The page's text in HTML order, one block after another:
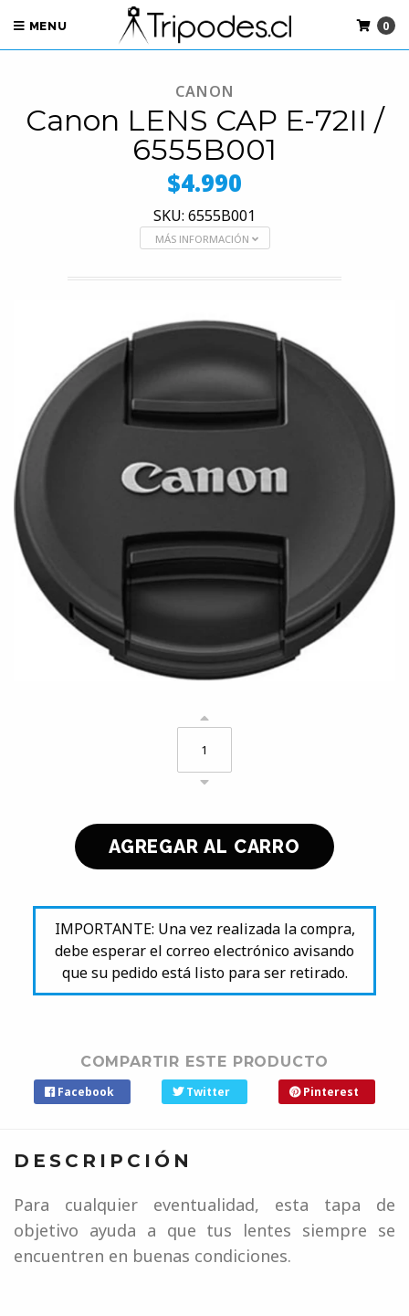
MENU 0
CANON
Canon LENS CAP E-72II /
6555B001
$4.990
SKU: 6555B001
MÁS INFORMACIÓN
IMPORTANTE: Una vez realizada la compra,
debe esperar el correo electrónico avisando
que su pedido está listo para ser retirado.
COMPARTIR ESTE PRODUCTO
Facebook Twitter Pinterest
DESCRIPCIÓN
Para cualquier eventualidad, esta tapa de
objetivo ayuda a que tus lentes siempre se
encuentren en buenas condiciones.